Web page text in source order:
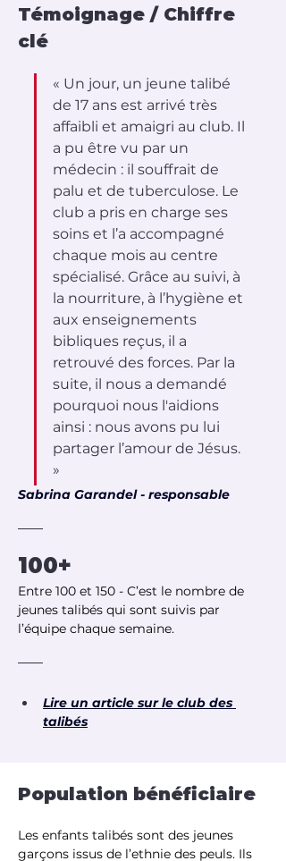
Témoignage / Chiffre
clé
« Un jour, un jeune talibé
de 17 ans est arrivé très
affaibli et amaigri au club. Il
a pu être vu par un
médecin : il souffrait de
palu et de tuberculose. Le
club a pris en charge ses
soins et l’a accompagné
chaque mois au centre
spécialisé. Grâce au suivi, à
la nourriture, à l’hygiène et
aux enseignements
bibliques reçus, il a
retrouvé des forces. Par la
suite, il nous a demandé
pourquoi nous l'aidions
ainsi : nous avons pu lui
partager l’amour de Jésus.
»
Sabrina Garandel - responsable
100+
Entre 100 et 150 - C’est le nombre de
jeunes talibés qui sont suivis par
l’équipe chaque semaine.
Lire un article sur le club des
talibés
Population bénéficiaire
Les enfants talibés sont des jeunes
garçons issus de l’ethnie des peuls. Ils